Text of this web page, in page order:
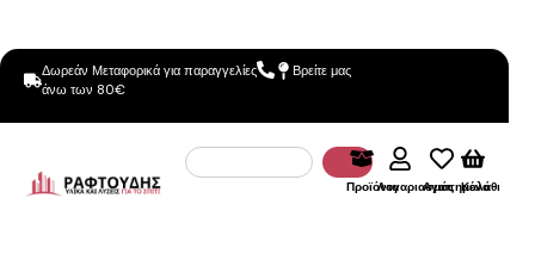
Δωρεάν Μεταφορικά για παραγγελίες
άνω των 80€
Βρείτε μας
ΠροϊόνταΛογαριασμόςΑγαπημένα
Καλάθι